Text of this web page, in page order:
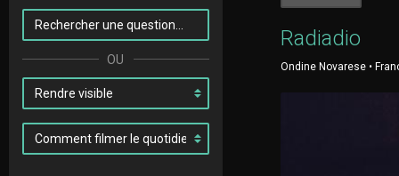
Radiadio
Ondine Novarese •